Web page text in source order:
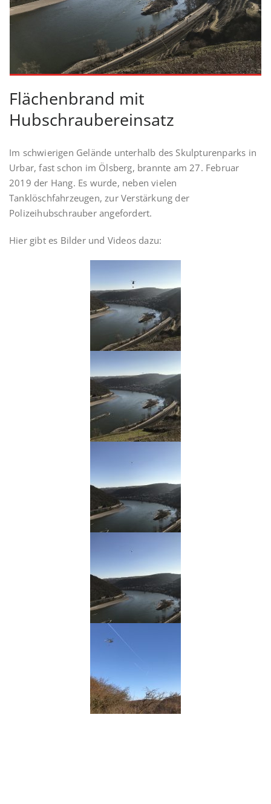
Flächenbrand mit
Hubschraubereinsatz
Im schwierigen Gelände unterhalb des Skulpturenparks in
Urbar, fast schon im Ölsberg, brannte am 27. Februar
2019 der Hang. Es wurde, neben vielen
Tanklöschfahrzeugen, zur Verstärkung der
Polizeihubschrauber angefordert.
Hier gibt es Bilder und Videos dazu: